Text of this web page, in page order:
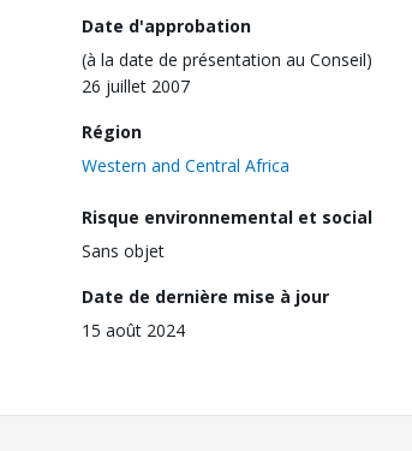
Date d'approbation
(à la date de présentation au Conseil)
26 juillet 2007
Région
Western and Central Africa
Risque environnemental et social
Sans objet
Date de dernière mise à jour
15 août 2024